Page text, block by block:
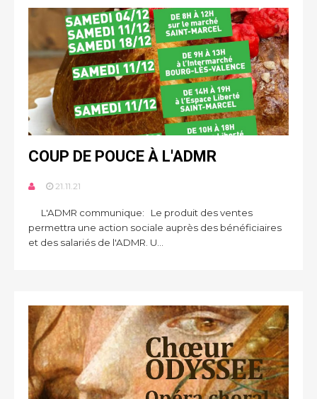
COUP DE POUCE À L'ADMR
21.11.21
L'ADMR communique: Le produit des ventes
permettra une action sociale auprès des bénéficiaires
et des salariés de l'ADMR. U...